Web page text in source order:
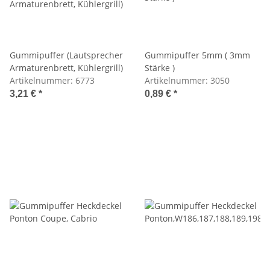
Gummipuffer (Lautsprecher
Armaturenbrett, Kühlergrill)
Artikelnummer: 6773
3,21 € *
Gummipuffer 5mm ( 3mm
Stärke )
Artikelnummer: 3050
0,89 € *